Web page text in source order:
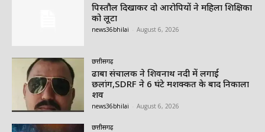
पिस्तौल दिखाकर दो आरोपियों ने महिला शिक्षिका
को लूटा
news36bhilai August 6, 2026
छत्तीसगढ़
ढाबा संचालक ने शिवनाथ नदी में लगाई
छलांग,SDRF ने 6 घंटे मशक्कत के बाद निकाला
शव
news36bhilai August 6, 2026
छत्तीसगढ़